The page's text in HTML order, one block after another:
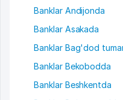
Banklar Andijonda
Banklar Asakada
Banklar Bag'dod
Banklar Bekobodda
Banklar Beshkentda